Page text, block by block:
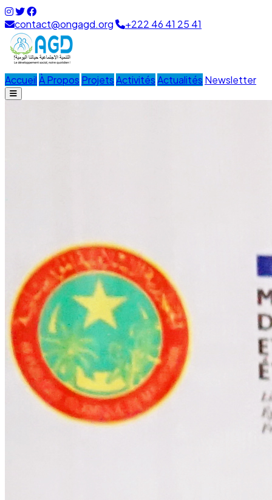
contact@ongagd.org +222 46 41 25 41
AccueilÀ Propos ProjetsActivitésActualités Newsletter